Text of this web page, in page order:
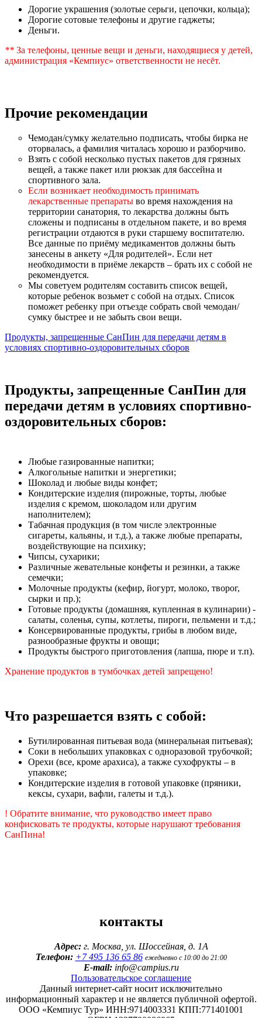
Дорогие украшения (золотые серьги, цепочки, кольца);
Дорогие сотовые телефоны и другие гаджеты;
Деньги.
** За телефоны, ценные вещи и деньги, находящиеся у детей,
администрация «Кемпиус» ответственности не несёт.
Прочие рекомендации
Чемодан/сумку желательно подписать, чтобы бирка не
оторвалась, а фамилия читалась хорошо и разборчиво.
Взять с собой несколько пустых пакетов для грязных
вещей, а также пакет или рюкзак для бассейна и
спортивного зала.
Если возникает необходимость принимать
лекарственные препараты во время нахождения на
территории санатория, то лекарства должны быть
сложены и подписаны в отдельном пакете, и во время
регистрации отдаются в руки старшему воспитателю.
Все данные по приёму медикаментов должны быть
занесены в анкету «Для родителей». Если нет
необходимости в приёме лекарств – брать их с собой не
рекомендуется.
Мы советуем родителям составить список вещей,
которые ребенок возьмет с собой на отдых. Список
поможет ребенку при отъезде собрать свой чемодан/
сумку быстрее и не забыть свои вещи.
Продукты, запрещенные СанПин для передачи детям в
условиях спортивно-оздоровительных сборов
Продукты, запрещенные СанПин для
передачи детям в условиях спортивно-
оздоровительных сборов:
Любые газированные напитки;
Алкогольные напитки и энергетики;
Шоколад и любые виды конфет;
Кондитерские изделия (пирожные, торты, любые
изделия с кремом, шоколадом или другим
наполнителем);
Табачная продукция (в том числе электронные
сигареты, кальяны, и т.д.), а также любые препараты,
воздействующие на психику;
Чипсы, сухарики;
Различные жевательные конфеты и резинки, а также
семечки;
Молочные продукты (кефир, йогурт, молоко, творог,
сырки и пр.);
Готовые продукты (домашняя, купленная в кулинарии) -
салаты, соленья, супы, котлеты, пироги, пельмени и т.д.;
Консервированные продукты, грибы в любом виде,
разнообразные фрукты и овощи;
Продукты быстрого приготовления (лапша, пюре и т.п).
Хранение продуктов в тумбочках детей запрещено!
Что разрешается взять с собой:
Бутилированная питьевая вода (минеральная питьевая);
Соки в небольших упаковках с одноразовой трубочкой;
Орехи (все, кроме арахиса), а также сухофрукты – в
упаковке;
Кондитерские изделия в готовой упаковке (пряники,
кексы, сухари, вафли, галеты и т.д.).
! Обратите внимание, что руководство имеет право
конфисковать те продукты, которые нарушают требования
СанПина!
контакты
Адрес:г. Москва, ул. Шоссейная, д. 1А
Телефон: +7 495 136 65 86 ежедневно с 10:00 до 21:00
E-mail:info@campius.ru
Пользовательское соглашение
Данный интернет-сайт носит исключительно
информационный характер и не является публичной офертой.
ООО «Кемпиус Тур» ИНН:9714003331 КПП:771401001